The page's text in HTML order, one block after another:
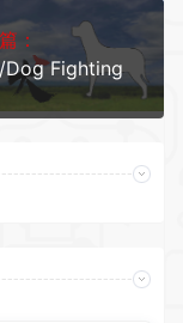
：
Dog Fighting